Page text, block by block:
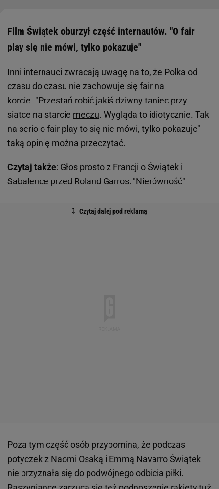
Film Świątek oburzył część internautów. "O fair
play się nie mówi, tylko pokazuje"
Inni internauci zwracają uwagę na to, że Polka od
czasu do czasu nie zachowuje się fair na
korcie. "Przestań robić jakiś dziwny taniec przy
siatce na starcie meczu. Wygląda to idiotycznie. Tak
na serio o fair play to się nie mówi, tylko pokazuje" -
taką opinię można przeczytać.
Czytaj także: Głos prosto z Francji o Świątek i
Sabalence przed Roland Garros: "Nierówność"
Poza tym część osób przypomina, że podczas
potyczek z Naomi Osaką i Emmą Navarro Świątek
nie przyznała się do podwójnego odbicia piłki.